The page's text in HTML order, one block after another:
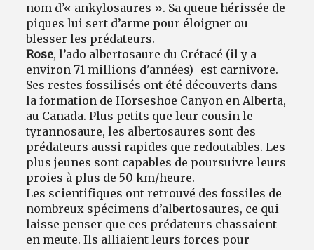
nom d’« ankylosaures ». Sa queue hérissée de
piques lui sert d’arme pour éloigner ou
blesser les prédateurs.
Rose, l’ado albertosaure du Crétacé (il y a
environ 71 millions d'années) est carnivore.
Ses restes fossilisés ont été découverts dans
la formation de Horseshoe Canyon en Alberta,
au Canada. Plus petits que leur cousin le
tyrannosaure, les albertosaures sont des
prédateurs aussi rapides que redoutables. Les
plus jeunes sont capables de poursuivre leurs
proies à plus de 50 km/heure.
Les scientifiques ont retrouvé des fossiles de
nombreux spécimens d’albertosaures, ce qui
laisse penser que ces prédateurs chassaient
en meute. Ils alliaient leurs forces pour